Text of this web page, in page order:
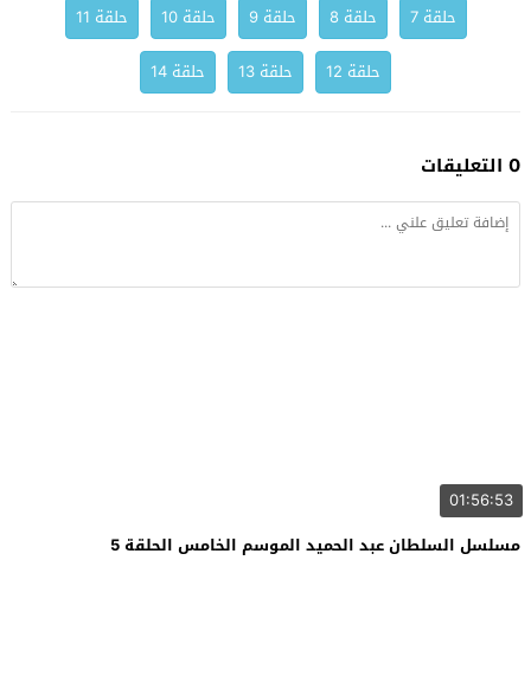
حلقة 7
حلقة 8 حلقة 9 حلقة 10
حلقة 11
حلقة 12
حلقة 13 حلقة 14
0 التعليقات
01:56:53
مسلسل السلطان عبد الحميد الموسم الخامس الحلقة 5